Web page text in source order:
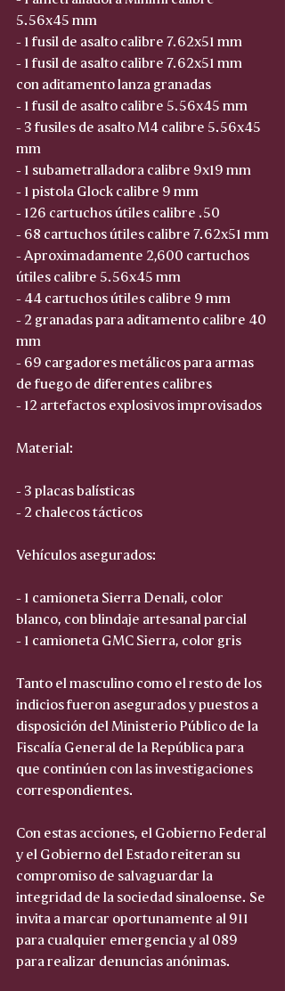
5.56x45 mm
- 1 fusil de asalto calibre 7.62x51 mm
- 1 fusil de asalto calibre 7.62x51 mm
con aditamento lanza granadas
- 1 fusil de asalto calibre 5.56x45 mm
- 3 fusiles de asalto M4 calibre 5.56x45
mm
- 1 subametralladora calibre 9x19 mm
- 1 pistola Glock calibre 9 mm
- 126 cartuchos útiles calibre .50
- 68 cartuchos útiles calibre 7.62x51 mm
- Aproximadamente 2,600 cartuchos
útiles calibre 5.56x45 mm
- 44 cartuchos útiles calibre 9 mm
- 2 granadas para aditamento calibre 40
mm
- 69 cargadores metálicos para armas
de fuego de diferentes calibres
- 12 artefactos explosivos improvisados
Material:
- 3 placas balísticas
- 2 chalecos tácticos
Vehículos asegurados:
- 1 camioneta Sierra Denali, color
blanco, con blindaje artesanal parcial
- 1 camioneta GMC Sierra, color gris
Tanto el masculino como el resto de los
indicios fueron asegurados y puestos a
disposición del Ministerio Público de la
Fiscalía General de la República para
que continúen con las investigaciones
correspondientes.
Con estas acciones, el Gobierno Federal
y el Gobierno del Estado reiteran su
compromiso de salvaguardar la
integridad de la sociedad sinaloense. Se
invita a marcar oportunamente al 911
para cualquier emergencia y al 089
para realizar denuncias anónimas.